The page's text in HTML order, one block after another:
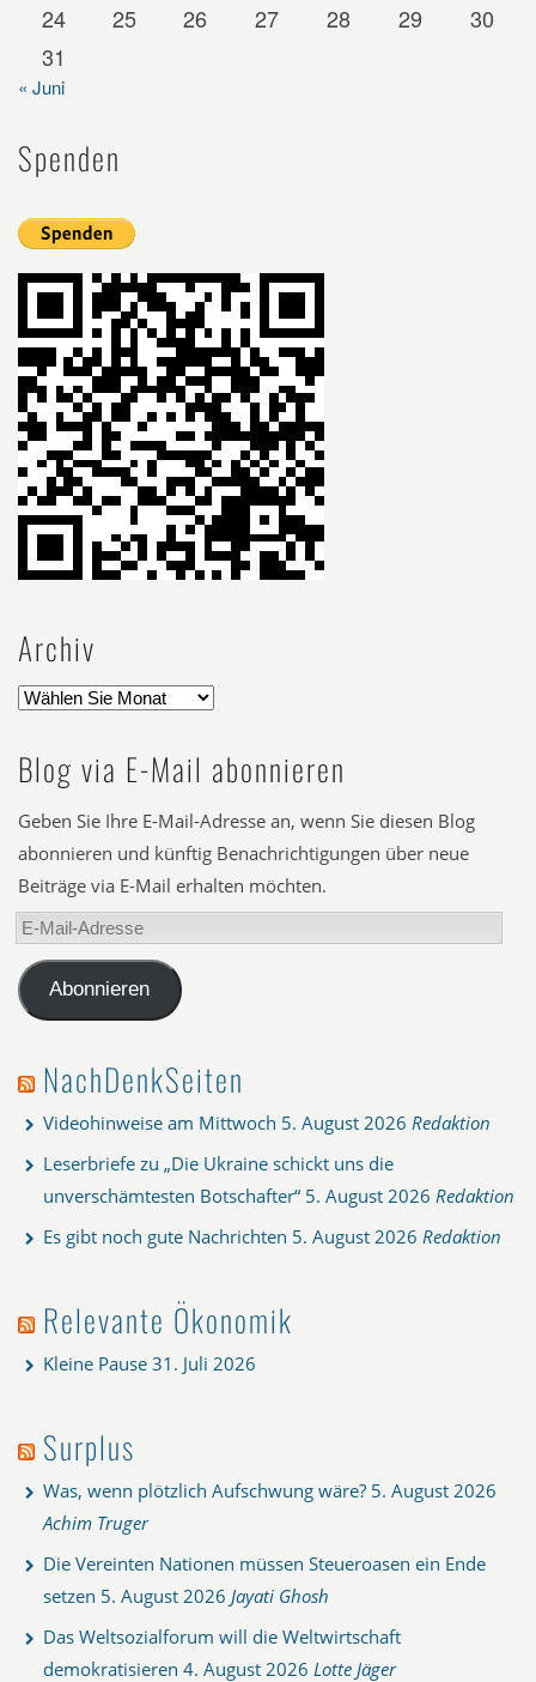
24
25 26 27 28 29
30
31
« Juni
Spenden
Archiv
Blog via E-Mail abonnieren
Geben Sie Ihre E-Mail-Adresse an, wenn Sie diesen Blog
abonnieren und künftig Benachrichtigungen über neue
Beiträge via E-Mail erhalten möchten.
E-
Mail-
AdresseAbonnieren
NachDenkSeiten
Videohinweise am Mittwoch 5. August 2026 Redaktion
Leserbriefe zu „Die Ukraine schickt uns die
unverschämtesten Botschafter“ 5. August 2026 Redaktion
Es gibt noch gute Nachrichten 5. August 2026 Redaktion
Relevante Ökonomik
Kleine Pause 31. Juli 2026
Surplus
Was, wenn plötzlich Aufschwung wäre? 5. August 2026
Achim Truger
Die Vereinten Nationen müssen Steueroasen ein Ende
setzen 5. August 2026 Jayati Ghosh
Das Weltsozialforum will die Weltwirtschaft
demokratisieren 4. August 2026 Lotte Jäger